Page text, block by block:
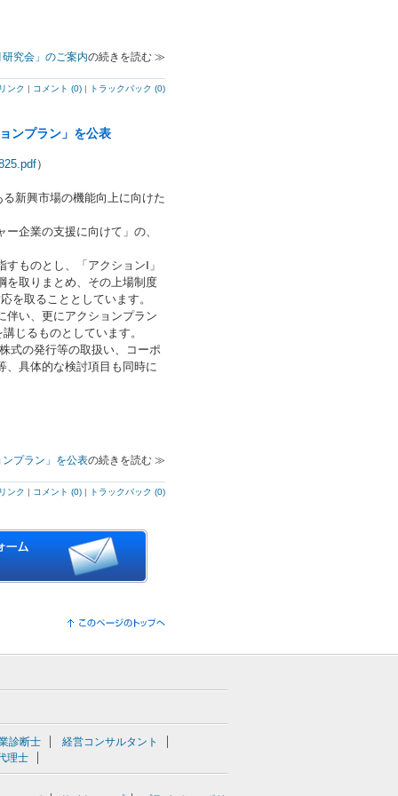
究会」のご案内の続きを読む ≫
ンク | コメント (0) | トラックバック (0)
ンプラン」を公表
）
新興市場の機能向上に向けた
企業の支援に向けて」の、
ものとし、「アクションⅠ」
を取りまとめ、その上場制度
を取ることとしています。
い、更にアクションプラン
じるものとしています。
式の発行等の取扱い、コーポ
、具体的な検討項目も同時に
プラン」を公表の続きを読む ≫
ンク | コメント (0) | トラックバック (0)
診断士
経営コンサルタント
理士